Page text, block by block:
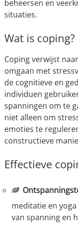
beheersen en
situaties.
Wat is coping?
Coping verwijst
omgaan met
de cognitieve en
individuen
spanningen om te
niet alleen om
emoties te
constructieve
Effectieve
meditatie en
van spanning en